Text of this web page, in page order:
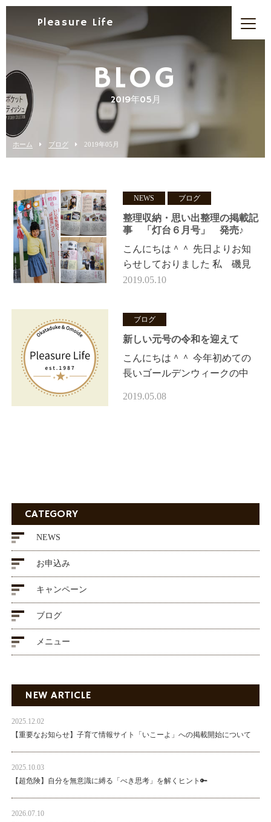
Pleasure Life
BLOG
2019年05月
ホーム ブログ 2019年05月
NEWS ブログ
整理収納・思い出整理の掲載記
事 「灯台６月号」 発売♪
こんにちは＾＾ 先日よりお知
らせしておりました 私 磯見
雅美が 取材・撮影していただ
彡 ありが…
2019.05.10
ブログ
新しい元号の令和を迎えて
こんにちは＾＾ 今年初めての
長いゴールデンウィークの中
2019.05.08
CATEGORY
NEWS
お申込み
キャンペーン
ブログ
メニュー
NEW ARTICLE
2025.12.02
【重要なお知らせ】子育て情報サイト「いこーよ」への掲載開始について
2025.10.03
【超危険】自分を無意識に縛る「べき思考」を解くヒント🔑
2026.07.10